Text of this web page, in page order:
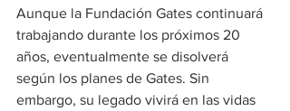
Aunque la Fundación Gates continuará
trabajando durante los próximos 20
años, eventualmente se disolverá
según los planes de Gates. Sin
embargo, su legado vivirá en las vidas